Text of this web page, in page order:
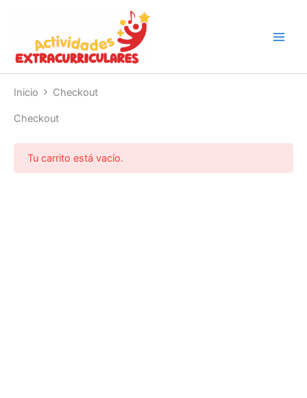
contenido
Inicio Checkout
Checkout
Tu carrito está vacío.